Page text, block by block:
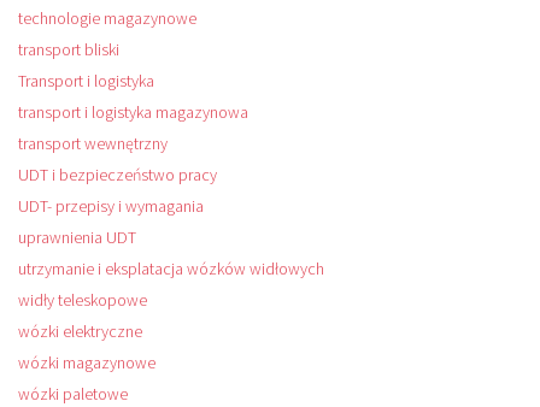
technologie magazynowe
transport bliski
Transport i logistyka
transport i logistyka magazynowa
transport wewnętrzny
UDT i bezpieczeństwo pracy
UDT- przepisy i wymagania
uprawnienia UDT
utrzymanie i eksplatacja wózków widłowych
widły teleskopowe
wózki elektryczne
wózki magazynowe
wózki paletowe